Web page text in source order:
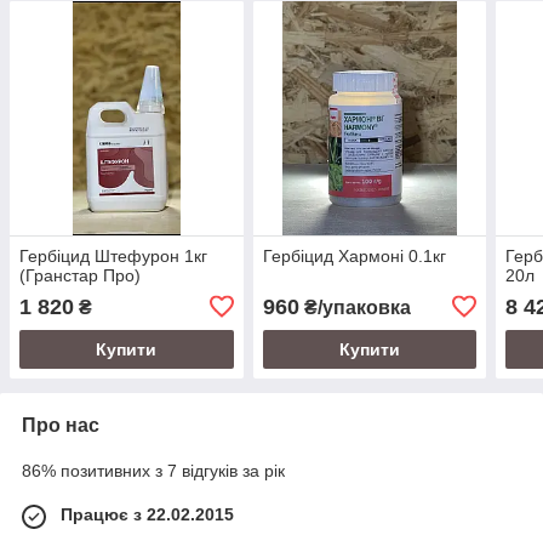
Гербіцид Штефурон 1кг
(Гранстар Про)
1 820 ₴
Купити
Гербіцид Хармоні 0.1кг
960₴/упаковка
Купити
20л
8
Про нас
86% позитивних з 7 відгуків за рік
Працює з 22.02.2015